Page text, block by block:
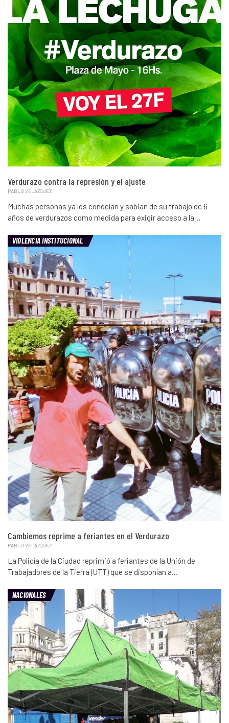
Verdurazo contra la represión y el ajuste
PABLO VELÁZQUEZ
Muchas personas ya los conocían y sabian de su trabajo de 6
años de verdurazos como medida para exigir acceso a la…
VIOLENCIA INSTITUCIONAL
Cambiemos reprime a feriantes en el Verdurazo
PABLO VELÁZQUEZ
La Policía de la Ciudad reprimió a feriantes de la Unión de
Trabajadores de la Tierra (UTT) que se disponían a…
NACIONALES